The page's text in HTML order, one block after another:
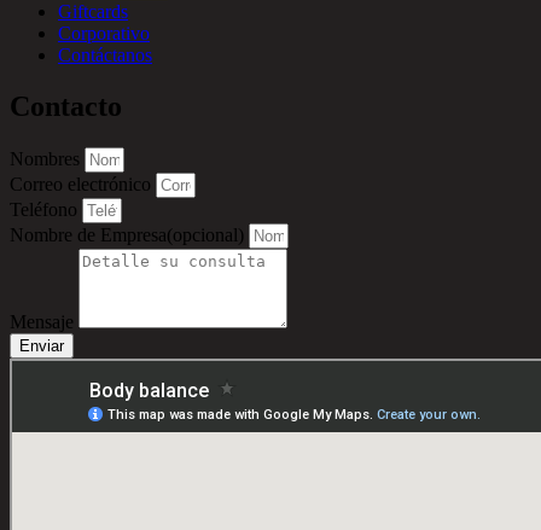
Giftcards
Corporativo
Contáctanos
Contacto
Nombres
Correo electrónico
Teléfono
Nombre de Empresa(opcional)
Mensaje
Enviar